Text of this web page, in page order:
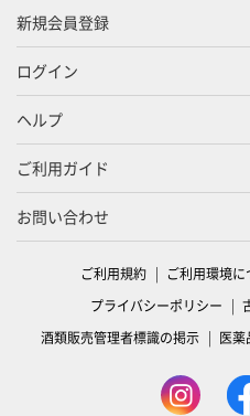
新規会員登録
ログイン
ヘルプ
ご利用ガイド
お問い合わせ
ご利用規約 ご利用環境に
プライバシーポリシー
酒類販売管理者標識の掲示
医薬